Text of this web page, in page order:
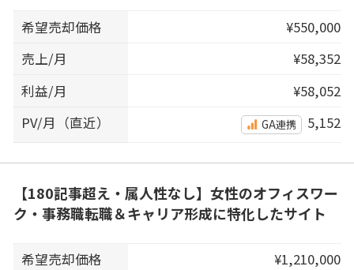
希望売却価格
¥550,000
売上/月
¥58,352
利益/月
¥58,052
PV/月（直近）
GA連携 5,152
【180記事超え・属人性なし】女性のオフィスワー
ク・事務職転職＆キャリア形成に特化したサイト
希望売却価格
¥1,210,000